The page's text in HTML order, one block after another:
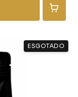
ESGOTADO